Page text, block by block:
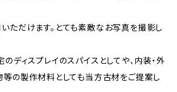
ただけます。とても素敵なお写真を撮影し
ディスプレイのスパイスとしてや、内装・外
等の製作材料としても当方古材をご提案し